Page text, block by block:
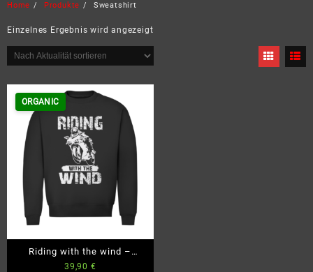
Home Produkte Sweatshirt
Einzelnes Ergebnis wird angezeigt
ORGANIC
Riding with the wind –
Herren Premium Bio
39,90 €